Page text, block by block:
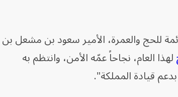
للحج والعمرة، الأمير سعود بن مشعل بن
لهذا العام، نجاحاً عمّه الأمن، وانتظم به
قيادة المملكة".